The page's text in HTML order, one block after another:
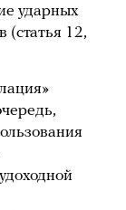
ударных
(статья 12,